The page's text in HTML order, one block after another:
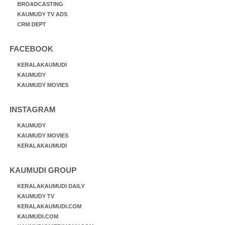
BROADCASTING
KAUMUDY TV ADS
CRM DEPT
FACEBOOK
KERALAKAUMUDI
KAUMUDY
KAUMUDY MOVIES
INSTAGRAM
KAUMUDY
KAUMUDY MOVIES
KERALAKAUMUDI
KAUMUDI GROUP
KERALAKAUMUDI DAILY
KAUMUDY TV
KERALAKAUMUDI.COM
KAUMUDI.COM